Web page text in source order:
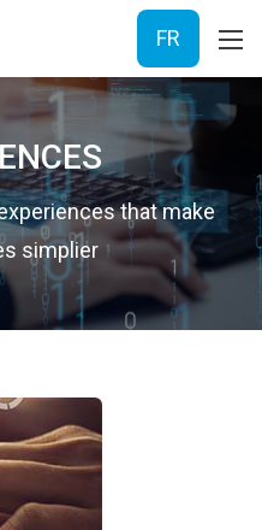
FR
that make
simplier